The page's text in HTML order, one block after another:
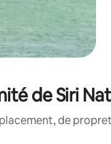
de Siri
de